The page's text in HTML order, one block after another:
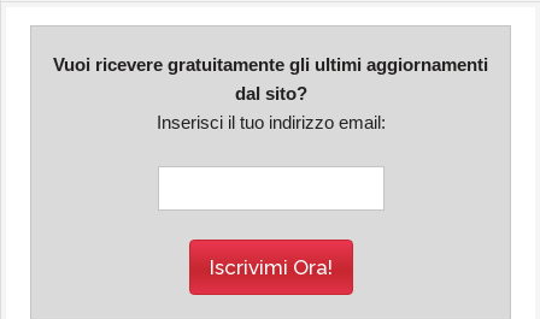
Vuoi ricevere gratuitamente gli ultimi aggiornamenti
dal sito?
Inserisci il tuo indirizzo email: